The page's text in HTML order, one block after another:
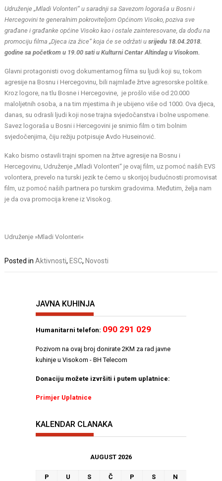
Udruženje „Mladi Volonteri“ u saradnji sa Savezom logoraša u Bosni i
Hercegovini te generalnim pokroviteljom Općinom Visoko, poziva sve
građane i građanke općine Visoko kao i ostale zainteresovane, da dođu na
promociju filma „Djeca iza žice“ koja će se održati usrijedu 18.04.2018.
godine sa početkom u 19.00 sati u Kulturni Centar Altindag u Visokom.
Glavni protagonisti ovog dokumentarnog filma su ljudi koji su, tokom
agresije na Bosnu i Hercegovinu, bili najmlađe žrtve agresorske politike.
Kroz logore, na tlu Bosne i Hercegovine, je prošlo više od 20.000
maloljetnih osoba, a na tim mjestima ih je ubijeno više od 1000. Ova djeca,
danas, su odrasli ljudi koji nose trajna svjedočanstva i bolne uspomene.
Savez logoraša u Bosni i Hercegovini je snimio film o tim bolnim
svjedočenjima, čiju režiju potpisuje Avdo Huseinović.
Kako bismo ostavili trajni spomen na žrtve agresije na Bosnu i
Hercegovinu, Udruženje „Mladi Volonteri“ je ovaj film, uz pomoć naših EVS
volontera, prevelo na turski jezik te ćemo u skorijoj budućnosti promovisat
film, uz pomoć naših partnera po turskim gradovima. Međutim, želja nam
je da ova promocija krene iz Visokog.
Udruženje »Mladi Volonteri«
Posted inAktivnosti, ESC, Novosti
JAVNA KUHINJA
Humanitarni telefon: 090 291 029
Pozivom na ovaj broj donirate 2KM za rad javne
kuhinje u Visokom - BH Telecom
Donaciju možete izvršiti i putem uplatnice:
Primjer Uplatnice
KALENDAR CLANAKA
AUGUST 2026
P U S Č P S
N